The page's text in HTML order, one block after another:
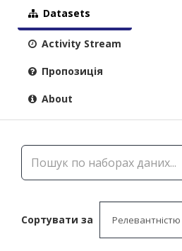
Datasets
Activity Stream
Пропозиція
About
Сортувати за